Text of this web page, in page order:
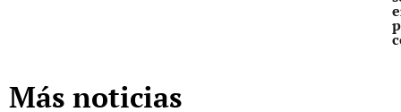
Más noticias